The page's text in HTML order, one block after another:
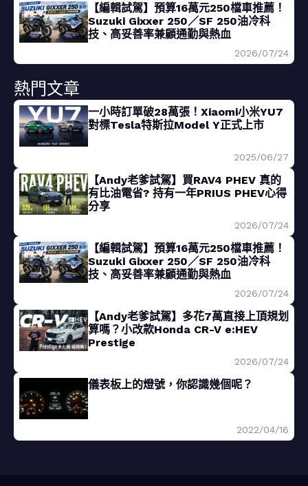
【編輯試駕】預算16萬元250檔車推薦！
Suzuki Gixxer 250／SF 250油冷科
技、高妥善率兼顧通勤與熱血
2026/07/24
熱門文章
一小時訂單破28萬張！Xiaomi小米YU7
對標Tesla特斯拉Model Y正式上市
2025/06/27
【Andy老爹試駕】買RAV4 PHEV 真的
有比油電省? 持有一年PRIUS PHEV心得
分享
2026/07/24
【編輯試駕】預算16萬元250檔車推薦！
Suzuki Gixxer 250／SF 250油冷科
技、高妥善率兼顧通勤與熱血
2026/07/24
【Andy老爹試駕】多花7萬直接上頂規划
算嗎？小改款Honda CR-V e:HEV
Prestige
2026/07/24
儀表板上的燈號，你認識幾個呢？
2022/04/16